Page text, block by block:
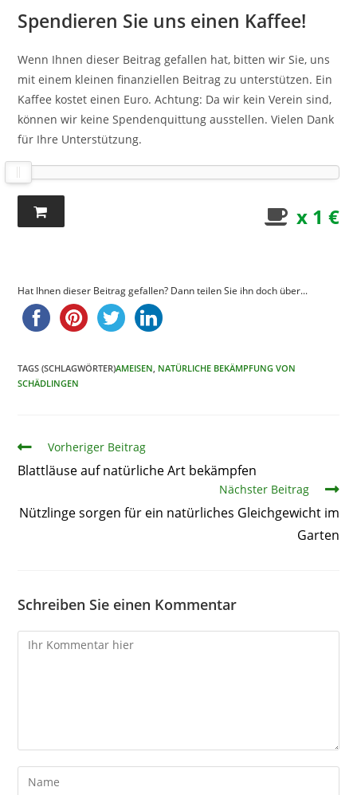
Spendieren Sie uns einen Kaffee!
Wenn Ihnen dieser Beitrag gefallen hat, bitten wir Sie, uns
mit einem kleinen finanziellen Beitrag zu unterstützen. Ein
Kaffee kostet einen Euro. Achtung: Da wir kein Verein sind,
können wir keine Spendenquittung ausstellen. Vielen Dank
für Ihre Unterstützung.
x 1 €
Hat Ihnen dieser Beitrag gefallen? Dann teilen Sie ihn doch über...
TAGS (SCHLAGWÖRTER)AMEISEN NATÜRLICHE BEKÄMPFUNG VON
SCHÄDLINGEN
ArtikelVorheriger Beitrag
Blattläuse auf natürliche Art bekämpfen
Nächster Beitrag
Nützlinge sorgen für ein natürliches Gleichgewicht im
Garten
Schreiben Sie einen Kommentar
Kommentare
Gib